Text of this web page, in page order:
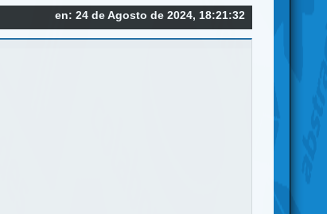
en: 24 de Agosto de 2024, 18:21:32